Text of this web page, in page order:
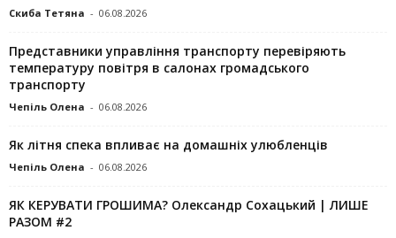
Скиба Тетяна - 06.08.2026
Представники управління транспорту перевіряють
температуру повітря в салонах громадського
транспорту
Чепіль Олена - 06.08.2026
Як літня спека впливає на домашніх улюбленців
Чепіль Олена - 06.08.2026
ЯК КЕРУВАТИ ГРОШИМА? Олександр Сохацький | ЛИШЕ
РАЗОМ #2